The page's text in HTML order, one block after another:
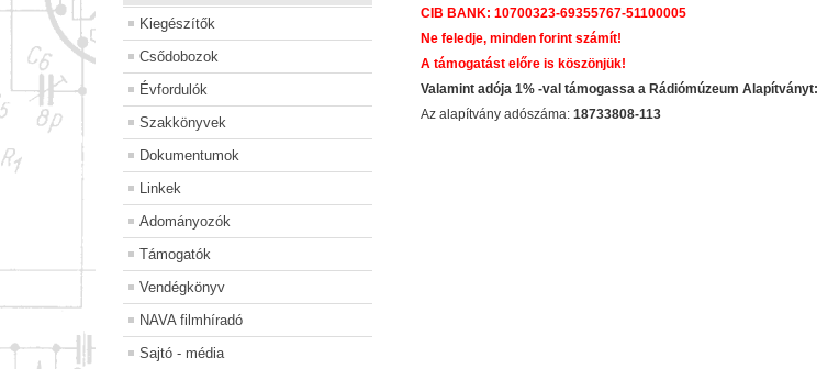
Kiegészítők
Csődobozok
Évfordulók
Szakkönyvek
Dokumentumok
Linkek
Adományozók
Támogatók
Vendégkönyv
NAVA filmhíradó
Sajtó - média
CIB BANK: 10700323-69355767-51100005
Ne feledje, minden forint számít!
A támogatást előre is köszönjük!
Valamint adója 1% -val támogassa a Rádiómúzeum Alapítványt:
Az alapítvány adószáma:18733808-113